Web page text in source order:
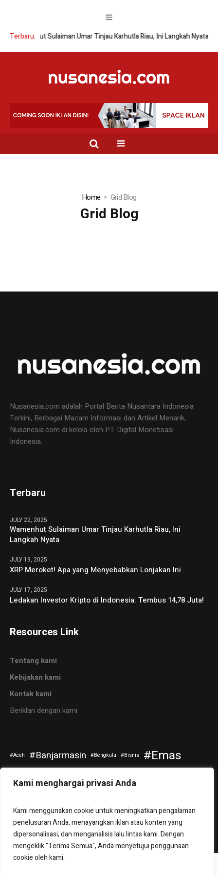
Kami menghargai privasi Anda
Kami menggunakan cookie untuk meningkatkan pengalaman
penelusuran Anda, menayangkan iklan atau konten yang
dipersonalisasi, dan menganalisis lalu lintas kami. Dengan
mengeklik "Terima Semua", Anda menyetujui penggunaan
cookie oleh kami.
Terbaru:
Wamenhut Sulaiman Umar Tinjau Karhutla Riau, Ini Langkah Nyata
Home Grid Blog
Grid Blog
Nusanesia.com adalah Portal Berita Nusantara Indonesia
Terkini, Berbagai Macam Informasi dan Artikel Menarik,
Nusanesia.com di kelola oleh PT. Digital Monetisasi
Indonesia.
Terbaru
JULY 22, 2025
Wamenhut Sulaiman Umar Tinjau Karhutla Riau, Ini
Langkah Nyata
JULY 19, 2025
XRP Meroket! Apa yang Menyebabkan Lonjakan Ini
JULY 17, 2025
Ledakan Investor Kripto di Indonesia: Tembus 14,78 Juta!
Resources Link
Tentang kami
Kebijakan kami
Kontak kami
Beriklan dengan kami
Aceh Banjarmasin Bengkulu Bisnis Emas
Kripto
Politik
Sepakbola Tanah Bumbu Teknologi Travel Tuban